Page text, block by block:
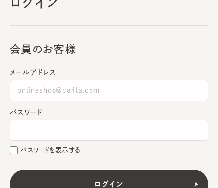
会員のお客様
メールアドレス
パスワード
パスワードを表示する